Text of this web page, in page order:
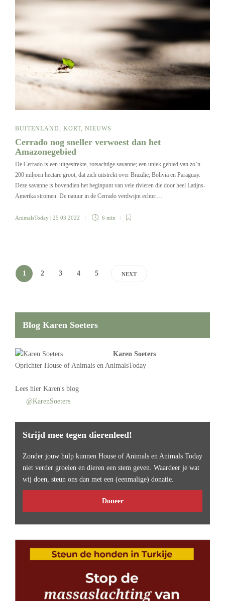
BUITENLAND, KORT, NIEUWS
Cerrado nog sneller verwoest dan het
Amazonegebied
De Cerrado is een uitgestrekte, rotsachtige savanne; een uniek gebied van zo’n
200 miljoen hectare groot, dat zich uitstrekt over Brazilië, Bolivia en Paraguay.
Deze savanne is bovendien het beginpunt van vele rivieren die door heel Latijns-
Amerika stromen. De natuur in de Cerrado verdwijnt echter…
AnimalsToday | 25 03 2022 6 min
1 2 3 4 5 NEXT
Blog Karen Soeters
Karen Soeters
Oprichter House of Animals en AnimalsToday
Lees hier Karen's blog
@KarenSoeters
Strijd mee tegen dierenleed!
Zonder jouw hulp kunnen House of Animals en Animals Today
niet verder groeien en dieren een stem geven. Waardeer je wat
wij doen, steun ons dan met een (eenmalige) donatie.
Doneer